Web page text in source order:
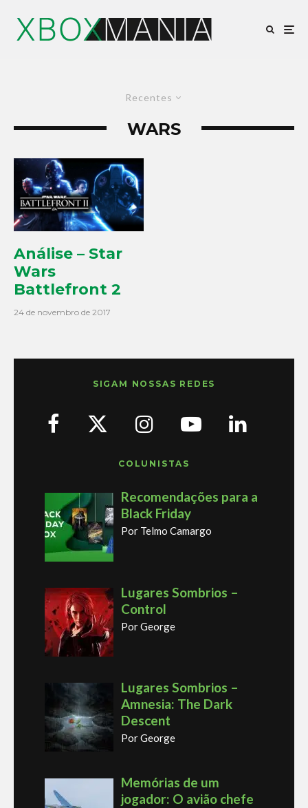
Recentes
WARS
Análise – Star
Wars
Battlefront 2
24 de novembro de 2017
SIGAM NOSSAS REDES
COLUNISTAS
Recomendações para a
Black Friday
Por Telmo Camargo
Lugares Sombrios –
Control
Por George
Lugares Sombrios –
Amnesia: The Dark
Descent
Por George
Memórias de um
jogador: O avião chefe